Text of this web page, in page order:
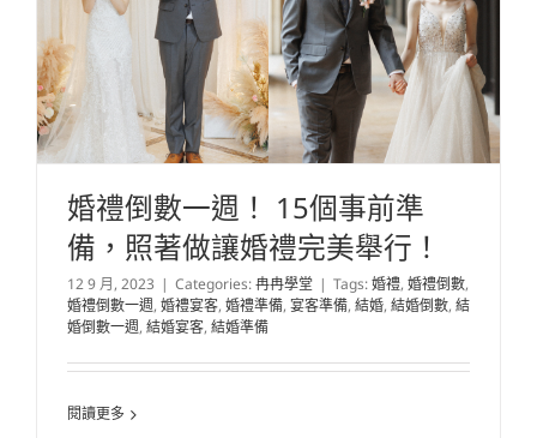
婚禮倒數一週！ 15個事前準
備，照著做讓婚禮完美舉行！
12 9 月, 2023 | Categories:冉冉學堂 | Tags:婚禮, 婚禮倒數,
婚禮倒數一週, 婚禮宴客, 婚禮準備, 宴客準備, 結婚, 結婚倒數, 結
婚倒數一週, 結婚宴客, 結婚準備
閱讀更多